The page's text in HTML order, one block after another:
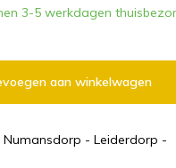
3-5 werkdagen
aan winkelwagen
Numansdorp - Leiderdorp -